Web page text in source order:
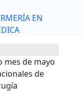
EN
mes de mayo
de